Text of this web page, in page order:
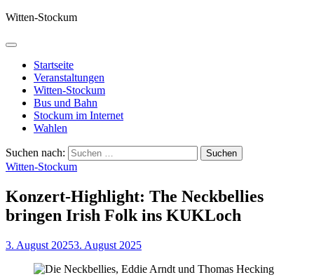
Witten-Stockum
Startseite
Veranstaltungen
Witten-Stockum
Bus und Bahn
Stockum im Internet
Wahlen
Suchen nach:
Witten-Stockum
Konzert-Highlight: The Neckbellies
bringen Irish Folk ins KUKLoch
3. August 20253. August 2025